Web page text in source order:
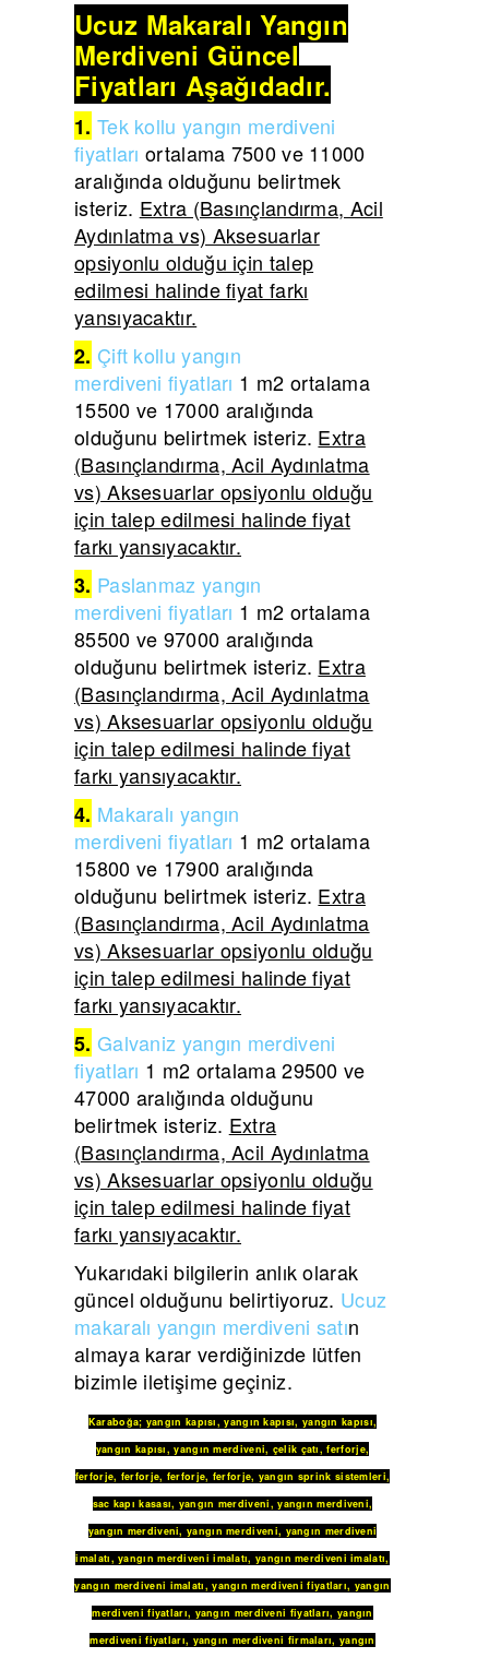
Ucuz Makaralı Yangın
Merdiveni Güncel
Fiyatları Aşağıdadır.
1. Tek kollu yangın merdiveni
fiyatları ortalama 7500 ve 11000
aralığında olduğunu belirtmek
isteriz. Extra (Basınçlandırma, Acil
Aydınlatma vs) Aksesuarlar
opsiyonlu olduğu için talep
edilmesi halinde fiyat farkı
yansıyacaktır.
2. Çift kollu yangın
merdivenifiyatları 1 m2 ortalama
15500 ve 17000 aralığında
olduğunu belirtmek isteriz. Extra
(Basınçlandırma, Acil Aydınlatma
vs) Aksesuarlar opsiyonlu olduğu
için talep edilmesi halinde fiyat
farkı yansıyacaktır.
3. Paslanmaz yangın
merdivenifiyatları 1 m2 ortalama
85500 ve 97000 aralığında
olduğunu belirtmek isteriz. Extra
(Basınçlandırma, Acil Aydınlatma
vs) Aksesuarlar opsiyonlu olduğu
için talep edilmesi halinde fiyat
farkı yansıyacaktır.
4. Makaralı yangın
merdivenifiyatları 1 m2 ortalama
15800 ve 17900 aralığında
olduğunu belirtmek isteriz. Extra
(Basınçlandırma, Acil Aydınlatma
vs) Aksesuarlar opsiyonlu olduğu
için talep edilmesi halinde fiyat
farkı yansıyacaktır.
5. Galvaniz yangın merdiveni
fiyatları 1 m2 ortalama 29500 ve
47000 aralığında olduğunu
belirtmek isteriz. Extra
(Basınçlandırma, Acil Aydınlatma
vs) Aksesuarlar opsiyonlu olduğu
için talep edilmesi halinde fiyat
farkı yansıyacaktır.
Yukarıdaki bilgilerin anlık olarak
güncel olduğunu belirtiyoruz. Ucuz
makaralı yangın merdiveni satın
almaya karar verdiğinizde lütfen
bizimle iletişime geçiniz.
Karaboğa; yangın kapısı,yangın kapısı, yangın kapısı,
yangın kapısı,yangın merdiveni, çelik çatı,ferforje,
ferforje, ferforje, ferforje, ferforje, yangın sprink sistemleri,
sac kapı kasası, yangın merdiveni,yangın merdiveni,
yangın merdiveni,yangın merdiveni, yangın merdiveni
imalatı,yangın merdiveni imalatı, yangın merdiveni imalatı,
yangın merdiveni imalatı,yangın merdiveni fiyatları, yangın
merdiveni fiyatları, yangın merdiveni fiyatları, yangın
merdiveni fiyatları, yangın merdiveni firmaları, yangın